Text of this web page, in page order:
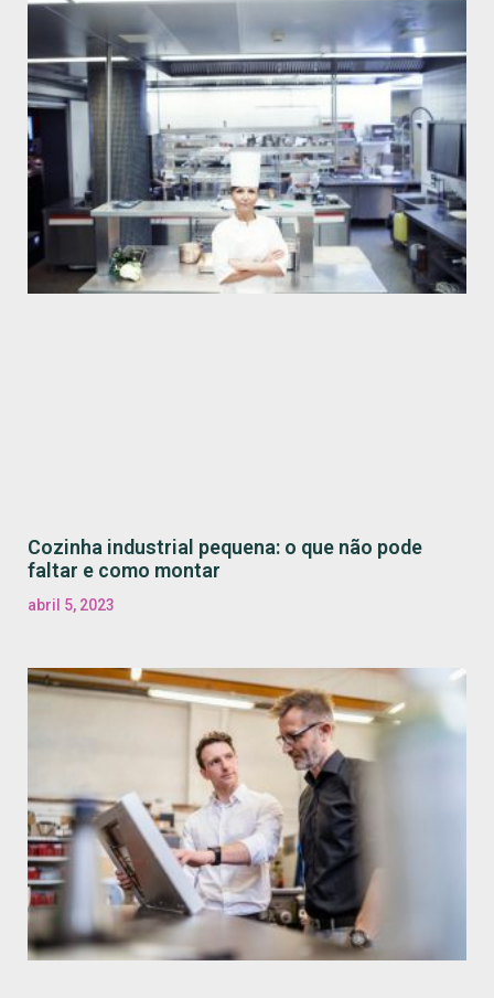
Cozinha industrial pequena: o que não pode
faltar e como montar
abril 5, 2023